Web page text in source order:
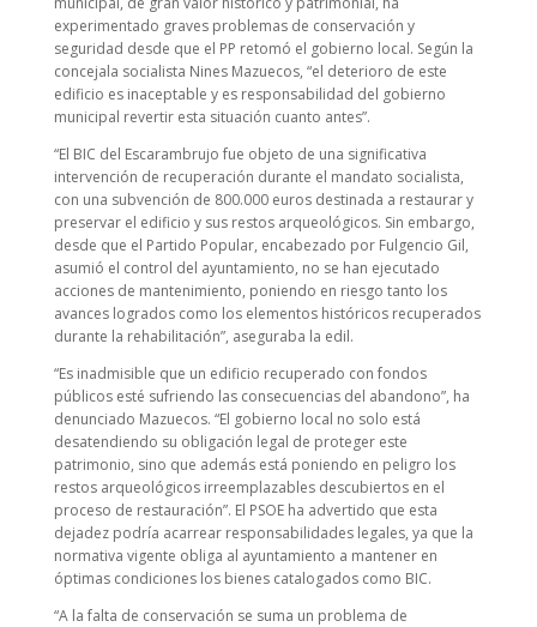
experimentado graves problemas de conservación y
seguridad desde que el PP retomó el gobierno local. Según la
concejala socialista Nines Mazuecos, “el deterioro de este
edificio es inaceptable y es responsabilidad del gobierno
municipal revertir esta situación cuanto antes”.
“El BIC del Escarambrujo fue objeto de una significativa
intervención de recuperación durante el mandato socialista,
con una subvención de 800.000 euros destinada a restaurar y
preservar el edificio y sus restos arqueológicos. Sin embargo,
desde que el Partido Popular, encabezado por Fulgencio Gil,
asumió el control del ayuntamiento, no se han ejecutado
acciones de mantenimiento, poniendo en riesgo tanto los
avances logrados como los elementos históricos recuperados
durante la rehabilitación”, aseguraba la edil.
“Es inadmisible que un edificio recuperado con fondos
públicos esté sufriendo las consecuencias del abandono”, ha
denunciado Mazuecos. “El gobierno local no solo está
desatendiendo su obligación legal de proteger este
patrimonio, sino que además está poniendo en peligro los
restos arqueológicos irreemplazables descubiertos en el
proceso de restauración”. El PSOE ha advertido que esta
dejadez podría acarrear responsabilidades legales, ya que la
normativa vigente obliga al ayuntamiento a mantener en
óptimas condiciones los bienes catalogados como BIC.
“A la falta de conservación se suma un problema de